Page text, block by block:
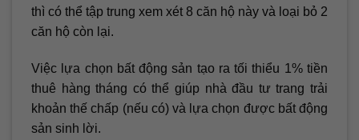
thì có thể tập trung xem xét 8 căn hộ này và loại bỏ 2
căn hộ còn lại.
Việc lựa chọn bất động sản tạo ra tối thiểu 1% tiền
thuê hàng tháng có thể giúp nhà đầu tư trang trải
khoản thế chấp (nếu có) và lựa chọn được bất động
sản sinh lời.